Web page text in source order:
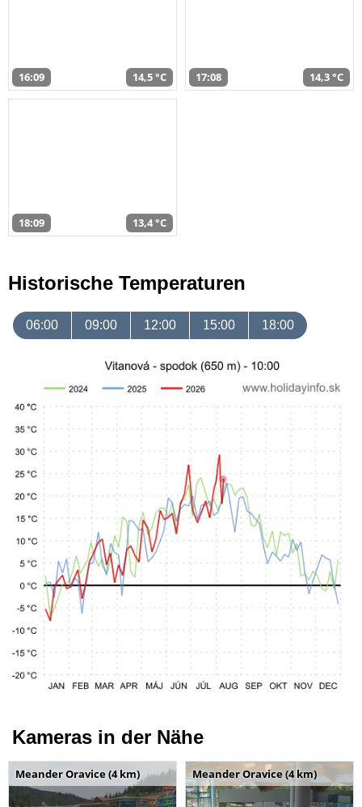
16:09 14,5 °C 17:08 14,3 °C
18:09 13,4 °C
Historische Temperaturen
06:00 09:00 12:00 15:00 18:00
Kameras in der Nähe
Meander Oravice (4 km) Meander Oravice (4 km)